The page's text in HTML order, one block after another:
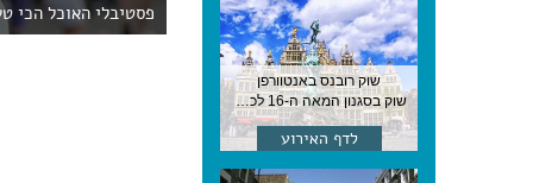
שוק רובנס באנטוורפן
שוק בסגנון המאה ה-16 לכבודו של הצייר המפורסם, בן העיר, נערך ב-15 באוגוסט באנטוורפן
לדף האירוע
פסטיבלי האוכל הכי